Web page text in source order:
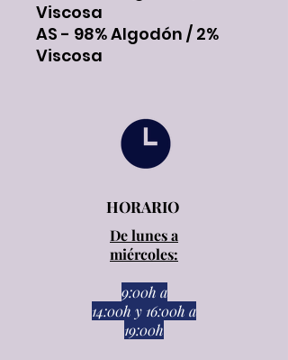
Viscosa
AS - 98% Algodón / 2%
Viscosa
HORARIO
De lunes a
miércoles:
9:00h a
14:00h y 16:00h a
19:00h